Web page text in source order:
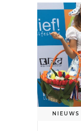
NIEUWS